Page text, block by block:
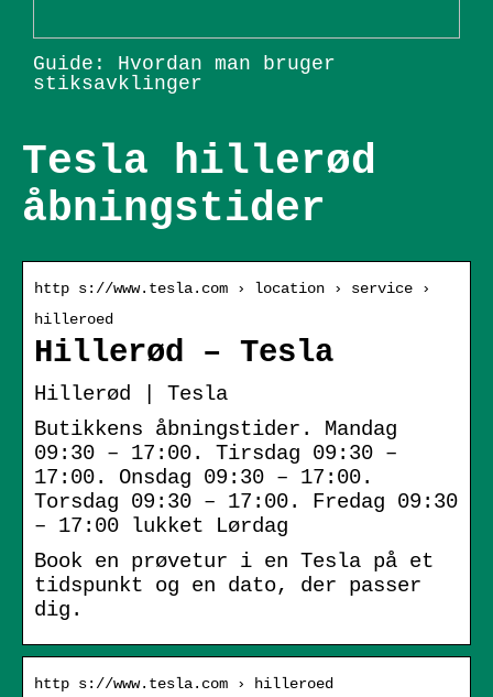
Guide: Hvordan man bruger
stiksavklinger
Tesla hillerød
åbningstider
http s://www.tesla.com › location › service ›
hilleroed
Hillerød – Tesla
Hillerød | Tesla
Butikkens åbningstider. Mandag
09:30 – 17:00. Tirsdag 09:30 –
17:00. Onsdag 09:30 – 17:00.
Torsdag 09:30 – 17:00. Fredag 09:30
– 17:00 lukket Lørdag
Book en prøvetur i en Tesla på et
tidspunkt og en dato, der passer
dig.
http s://www.tesla.com › hilleroed